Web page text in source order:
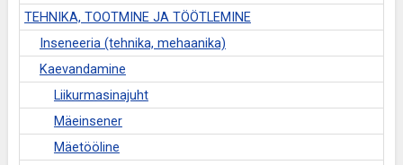
TEHNIKA, TOOTMINE JA TÖÖTLEMINE
Inseneeria (tehnika, mehaanika)
Kaevandamine
Liikurmasinajuht
Mäeinsener
Mäetööline